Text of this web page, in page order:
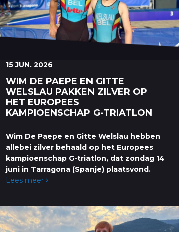
15 JUN. 2026
WIM DE PAEPE EN GITTE
WELSLAU PAKKEN ZILVER OP
HET EUROPEES
KAMPIOENSCHAP G-TRIATLON
Wim De Paepe en Gitte Welslau hebben
allebei zilver behaald op het Europees
kampioenschap G-triatlon, dat zondag 14
juni in Tarragona (Spanje) plaatsvond.
Lees meer